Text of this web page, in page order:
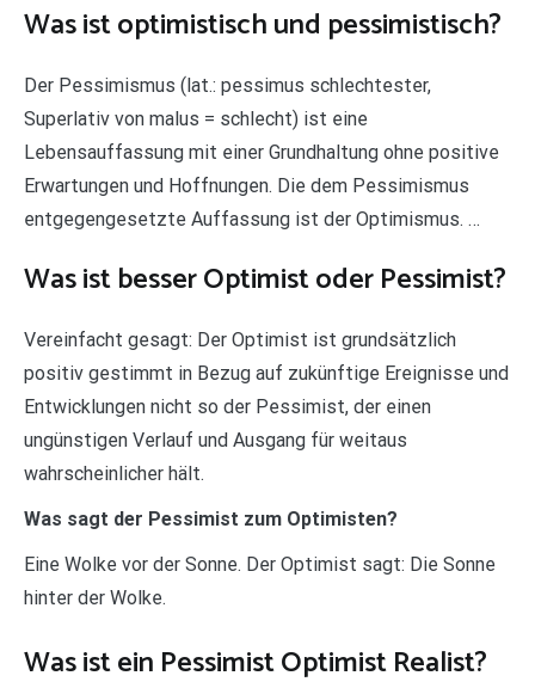
Was ist optimistisch und pessimistisch?
Der Pessimismus (lat.: pessimus schlechtester,
Superlativ von malus = schlecht) ist eine
Lebensauffassung mit einer Grundhaltung ohne positive
Erwartungen und Hoffnungen. Die dem Pessimismus
entgegengesetzte Auffassung ist der Optimismus. …
Was ist besser Optimist oder Pessimist?
Vereinfacht gesagt: Der Optimist ist grundsätzlich
positiv gestimmt in Bezug auf zukünftige Ereignisse und
Entwicklungen nicht so der Pessimist, der einen
ungünstigen Verlauf und Ausgang für weitaus
wahrscheinlicher hält.
Was sagt der Pessimist zum Optimisten?
Eine Wolke vor der Sonne. Der Optimist sagt: Die Sonne
hinter der Wolke.
Was ist ein Pessimist Optimist Realist?